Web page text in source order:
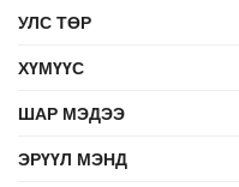
УЛС ТӨР
ХҮМҮҮС
ШАР МЭДЭЭ
ЭРҮҮЛ МЭНД